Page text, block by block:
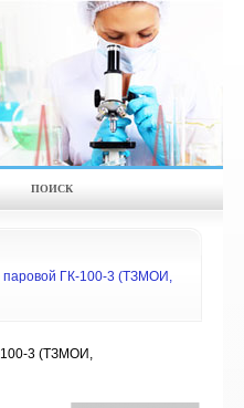
ПОИСК
паровой ГК-100-3 (ТЗМОИ,
100-3 (ТЗМОИ,